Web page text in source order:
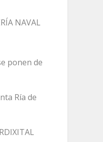
NAVAL
ponen de
Ría de